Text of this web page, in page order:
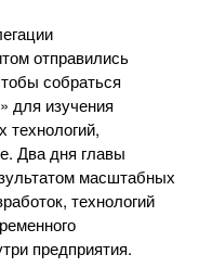
отправились
собраться
для изучения
технологий,
Два дня главы
масштабных
технологий
предприятия.